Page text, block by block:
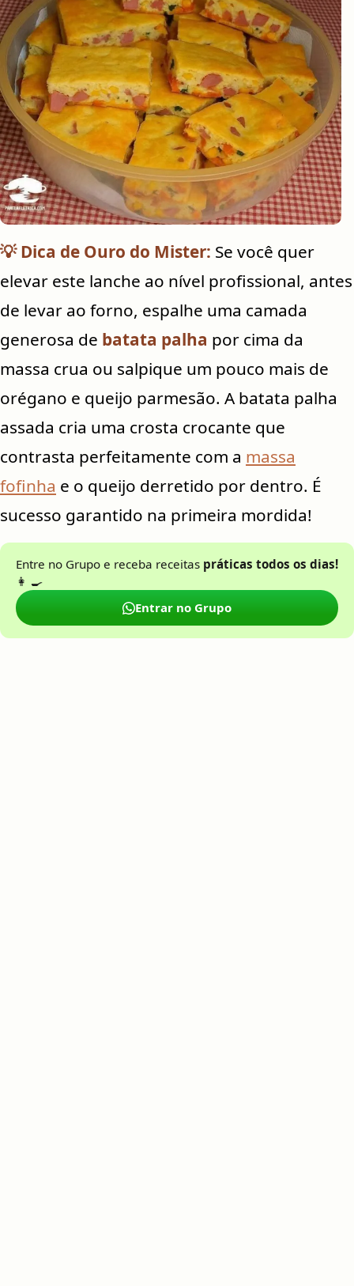
💡 Dica de Ouro do Mister: Se você quer
elevar este lanche ao nível profissional, antes
de levar ao forno, espalhe uma camada
generosa de batata palha por cima da
massa crua ou salpique um pouco mais de
orégano e queijo parmesão. A batata palha
assada cria uma crosta crocante que
contrasta perfeitamente com a massa
fofinha e o queijo derretido por dentro. É
sucesso garantido na primeira mordida!
Entre no Grupo e receba receitas práticas todos os dias!
👩 🍳
Entrar no Grupo